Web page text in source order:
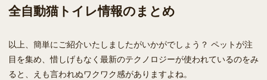
全自動猫トイレ情報のまとめ
以上、簡単にご紹介いたしましたがいかがでしょう？ ペットが注
目を集め、惜しげもなく最新のテクノロジーが使われているのをみ
ると、えも言われぬワクワク感がありますよね。